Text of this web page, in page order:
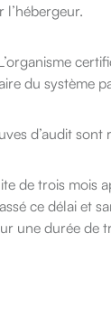
du système
d’audit
de trois
ce délai et
une durée de